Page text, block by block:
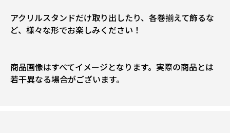
アクリルスタンドだけ取り出したり、各巻揃えて飾るな
ど、様々な形でお楽しみください！
商品画像はすべてイメージとなります。実際の商品とは
若干異なる場合がございます。